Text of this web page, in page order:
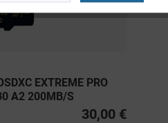
EXTREME PRO
A2 200MB/S
30,00 €